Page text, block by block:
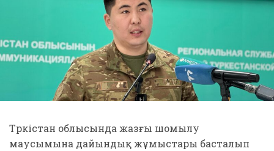
Түркістан облысында жазғы шомылу
маусымына дайындық жұмыстары басталып